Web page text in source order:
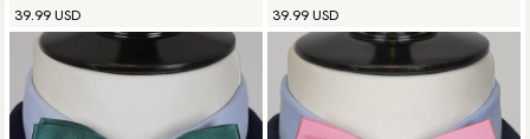
39.99 USD
39.99 USD